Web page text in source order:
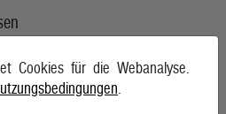
Cookies für die Webanalyse.